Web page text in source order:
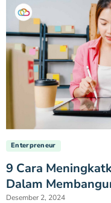
Enterpreneur
9 Cara
Dalam
Desember 2, 2024